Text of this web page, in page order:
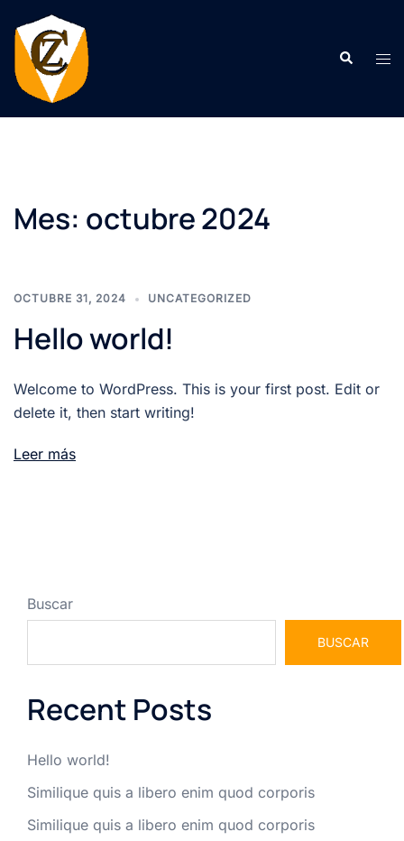
contenido
Buscar
Mes: octubre 2024
OCTUBRE 31, 2024 UNCATEGORIZED
Hello world!
Welcome to WordPress. This is your first post. Edit or
delete it, then start writing!
Leer más
Buscar
BUSCAR
Recent Posts
Hello world!
Similique quis a libero enim quod corporis
Similique quis a libero enim quod corporis